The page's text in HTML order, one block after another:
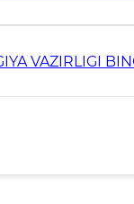
VAZIRLIGI